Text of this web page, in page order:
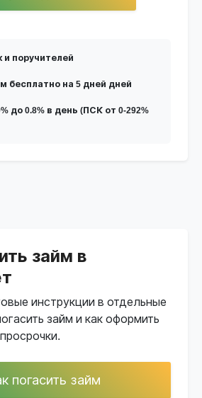
и поручителей
бесплатно на 5 дней дней
до 0.8% в день (ПСК от 0-292%
займ в
инструкции в отдельные
займ и как оформить
погасить займ